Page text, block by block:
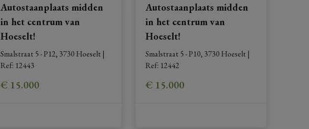
Autostaanplaats midden
in het centrum van
Hoeselt!
Smalstraat 5 - P12, 3730 Hoeselt |
Ref: 12443
€ 15.000
Autostaanplaats midden
in het centrum van
Hoeselt!
Smalstraat 5 - P10, 3730 Hoeselt|
Ref: 12442
€ 15.000